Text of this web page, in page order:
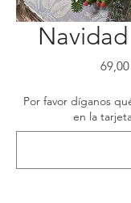
69,00
Por favor díganos
en la